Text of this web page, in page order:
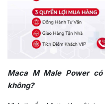
Maca M Male Power
không?